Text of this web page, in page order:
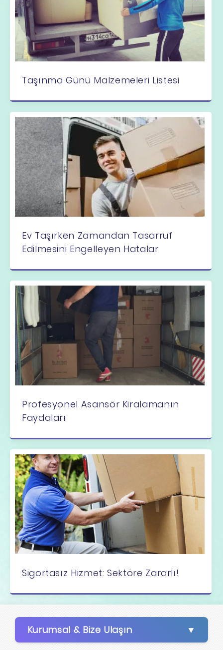
Taşınma Günü Malzemeleri Listesi
Ev Taşırken Zamandan Tasarruf
Edilmesini Engelleyen Hatalar
Profesyonel Asansör Kiralamanın
Faydaları
Sigortasız Hizmet: Sektöre Zararlı!
Kurumsal & Bize Ulaşın